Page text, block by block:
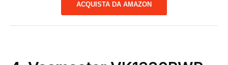
ACQUISTA DA AMAZON